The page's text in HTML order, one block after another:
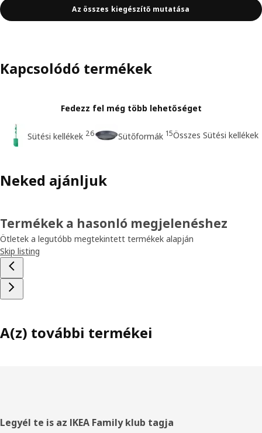
Az összes kiegészítő mutatása
Kapcsolódó termékek
Fedezz fel még több lehetőséget
Sütési kellékek 26 Sütőformák 15Összes Sütési kellékek
Neked ajánljuk
Termékek a hasonló megjelenéshez
Ötletek a legutóbb megtekintett termékek alapján
Skip listing
A(z) további termékei
Élőláb
Legyél te is az IKEA Family klub tagja